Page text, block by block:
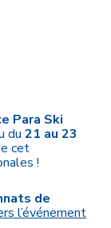
Para Ski
du 21 au 23
cet
!
de
l’événement